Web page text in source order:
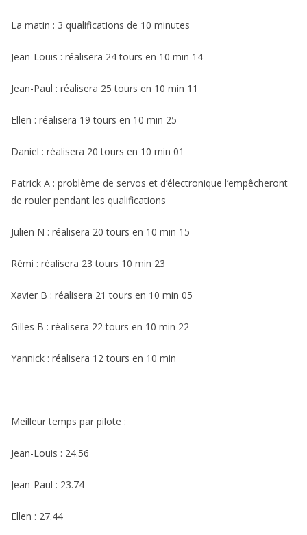
La matin : 3 qualifications de 10 minutes
Jean-Louis : réalisera 24 tours en 10 min 14
Jean-Paul : réalisera 25 tours en 10 min 11
Ellen : réalisera 19 tours en 10 min 25
Daniel : réalisera 20 tours en 10 min 01
Patrick A : problème de servos et d’électronique l’empêcheront
de rouler pendant les qualifications
Julien N : réalisera 20 tours en 10 min 15
Rémi : réalisera 23 tours 10 min 23
Xavier B : réalisera 21 tours en 10 min 05
Gilles B : réalisera 22 tours en 10 min 22
Yannick : réalisera 12 tours en 10 min
Meilleur temps par pilote :
Jean-Louis : 24.56
Jean-Paul : 23.74
Ellen : 27.44